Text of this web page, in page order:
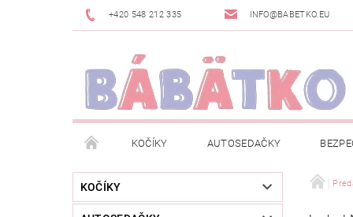
+420 548 212 335 INFO@BABETKO.EU
KOČÍKY AUTOSEDAČKY
DOGSPACE POSLEDNÁ ŠANCA
KOČÍKY